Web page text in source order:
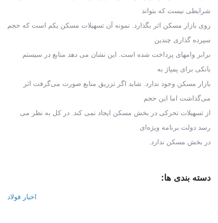
شرایطی نیست که بتواند
روی بازار مسکن اثر بگذارد. نمونه آن تسهیلات مسکن یکم است که حجم
سپرده گذاری چندین
برابر وامهای پرداخت شده است. این نشان می دهد منابع در سیستم
بانکی برای پمپاژ به
بازار مسکن وجود ندارد. شاید اگر تزریق منابع صورت می‌گرفت اثر
می‌گذاشت اما این حجم
از تسهیلات تحرکی در بخش مسکن ایجاد نمی کند. در کل به نظر می
رسد دولت برنامه ویژه‌ای
در بخش مسکن ندارد.
دسته بندی ها:
اخبار فولاد